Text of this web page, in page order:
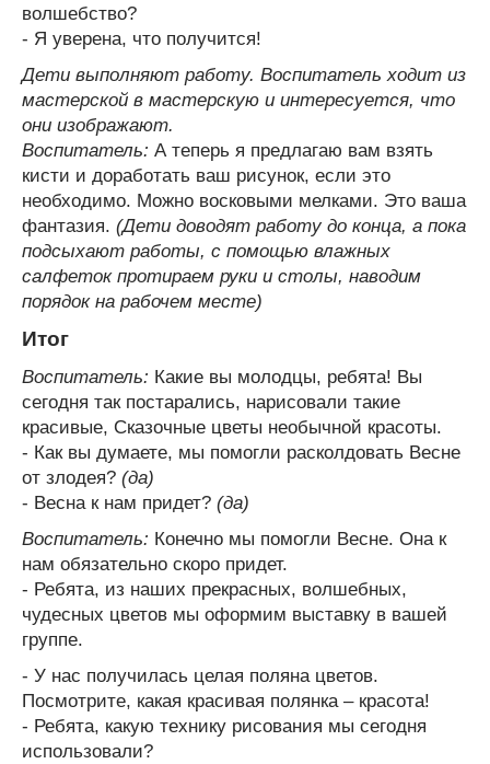
волшебство?
- Я уверена, что получится!
Дети выполняют работу. Воспитатель ходит из
мастерской в мастерскую и интересуется, что
они изображают.
Воспитатель: А теперь я предлагаю вам взять
кисти и доработать ваш рисунок, если это
необходимо. Можно восковыми мелками. Это ваша
фантазия. (Дети доводят работу до конца, а пока
подсыхают работы, с помощью влажных
салфеток протираем руки и столы, наводим
порядок на рабочем месте)
Итог
Воспитатель: Какие вы молодцы, ребята! Вы
сегодня так постарались, нарисовали такие
красивые, Сказочные цветы необычной красоты.
- Как вы думаете, мы помогли расколдовать Весне
от злодея? (да)
- Весна к нам придет? (да)
Воспитатель: Конечно мы помогли Весне. Она к
нам обязательно скоро придет.
- Ребята, из наших прекрасных, волшебных,
чудесных цветов мы оформим выставку в вашей
группе.
- У нас получилась целая поляна цветов.
Посмотрите, какая красивая полянка – красота!
- Ребята, какую технику рисования мы сегодня
использовали?